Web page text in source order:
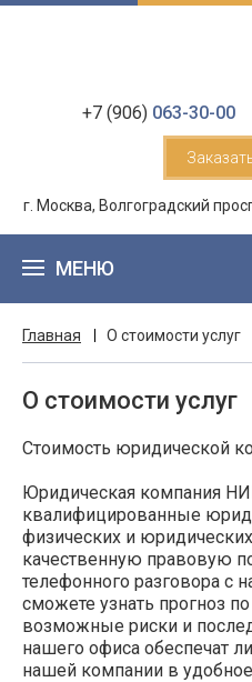
+7 (906) 063-30-00
г. Москва, Волгоградский
МЕНЮ
Главная О стоимости услуг
О стоимости услуг
Стоимость юридической
Юридическая компания
квалифицированные
физических и
качественную правовую
телефонного разговора
сможете узнать прогноз
возможные риски и
нашего офиса обеспечат
нашей компании в